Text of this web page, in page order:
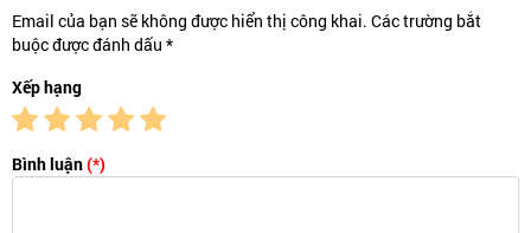
Email của bạn sẽ không được hiển thị công khai. Các trường bắt
buộc được đánh dấu *
Xếp hạng
Bình luận(*)